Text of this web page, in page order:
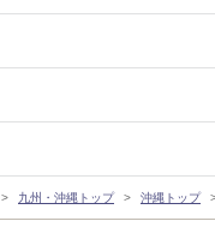
九州・沖縄トップ 沖縄トップ